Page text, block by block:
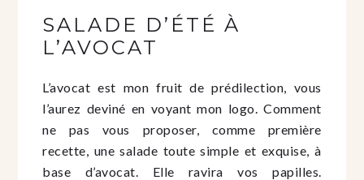
SALADE D’ÉTÉ À
L’AVOCAT
L’avocat est mon fruit de prédilection, vous
l’aurez deviné en voyant mon logo. Comment
ne pas vous proposer, comme première
recette, une salade toute simple et exquise, à
base d’avocat. Elle ravira vos papilles.